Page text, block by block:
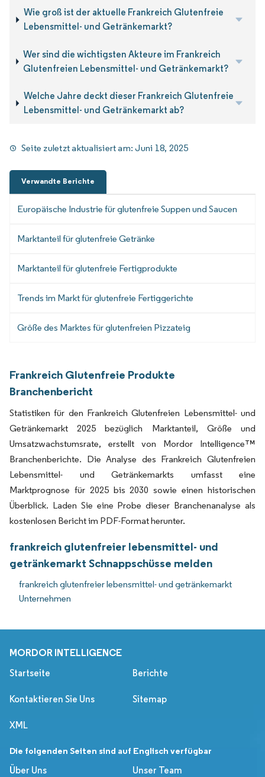
Wie groß ist der aktuelle Frankreich Glutenfreie
Lebensmittel- und Getränkemarkt?
Wer sind die wichtigsten Akteure im Frankreich
Glutenfreien Lebensmittel- und Getränkemarkt?
Welche Jahre deckt dieser Frankreich Glutenfreie
Lebensmittel- und Getränkemarkt ab?
Seite zuletzt aktualisiert am:Juni 18, 2025
Verwandte Berichte
Europäische Industrie für glutenfreie Suppen und Saucen
Marktanteil für glutenfreie Getränke
Marktanteil für glutenfreie Fertigprodukte
Trends im Markt für glutenfreie Fertiggerichte
Größe des Marktes für glutenfreien Pizzateig
Frankreich Glutenfreie Produkte
Branchenbericht
Statistiken für den Frankreich Glutenfreien Lebensmittel- und
Getränkemarkt 2025 bezüglich Marktanteil, Größe und
Umsatzwachstumsrate, erstellt von Mordor Intelligence™
Branchenberichte. Die Analyse des Frankreich Glutenfreien
Lebensmittel- und Getränkemarkts umfasst eine
Marktprognose für 2025 bis 2030 sowie einen historischen
Überblick. Laden Sie eine Probe dieser Branchenanalyse als
kostenlosen Bericht im PDF-Format herunter.
frankreich glutenfreier lebensmittel- und
getränkemarkt Schnappschüsse melden
frankreich glutenfreier lebensmittel- und getränkemarkt
Unternehmen
MORDOR INTELLIGENCE
Startseite Berichte
Kontaktieren Sie Uns Sitemap
XML
Die folgenden Seiten sind auf Englisch verfügbar
Über Uns
Unser Team